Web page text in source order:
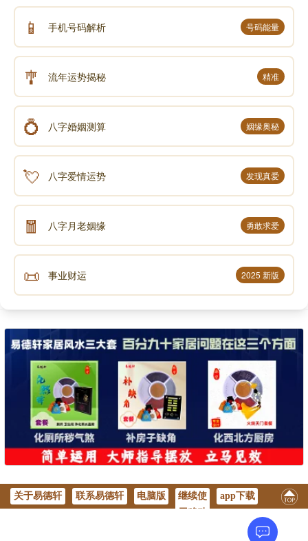
📱 手机号码解析 号码能量
🎐 流年运势揭秘 精准
💍 八字婚姻测算 姻缘奥秘
💘 八字爱情运势 发现真爱
🧧 八字月老姻缘 勇敢求爱
📜 事业财运 2025 新版
关于易德轩 联系易德轩 电脑版
继续使
app下载